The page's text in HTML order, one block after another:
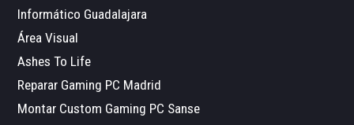
Informático Guadalajara
Área Visual
Ashes To Life
Reparar Gaming PC Madrid
Montar Custom Gaming PC Sanse